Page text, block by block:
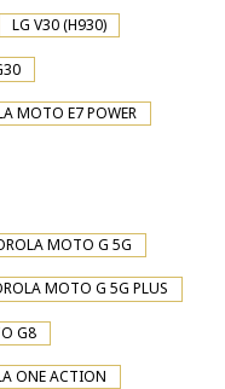
LG V30 (H930)
MOTO E7 POWER
MOTO G 5G
MOTO G 5G PLUS
G8
ONE ACTION